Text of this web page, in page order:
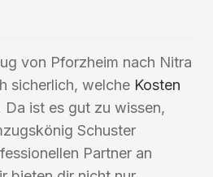
von Pforzheim nach Nitra
sicherlich, welche Kosten
ist es gut zu wissen,
Schuster
Partner an